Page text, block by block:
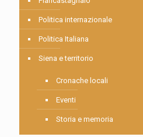
Politica internazionale
Politica Italiana
Siena e territorio
Cronache locali
Eventi
Storia e memoria